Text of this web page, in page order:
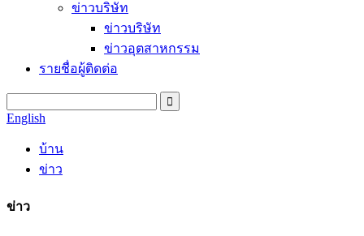
ข่าวบริษัท
ข่าวบริษัท
ข่าวอุตสาหกรรม
รายชื่อผู้ติดต่อ
English
บ้าน
ข่าว
ข่าว